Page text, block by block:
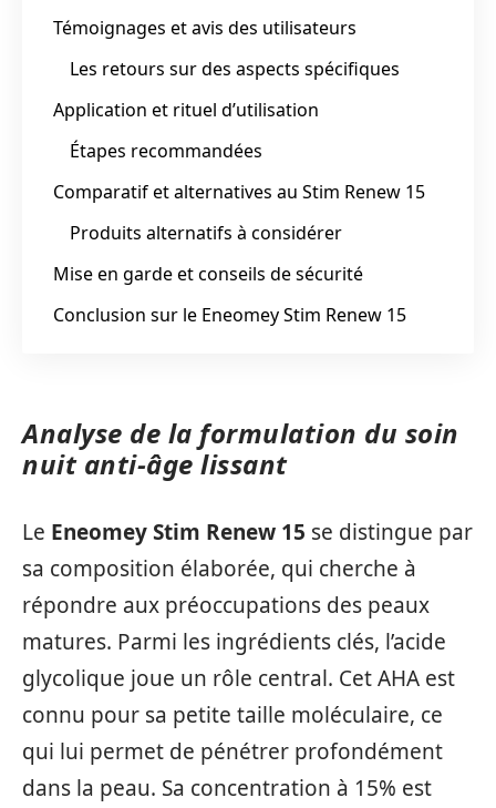
Témoignages et avis des utilisateurs
Les retours sur des aspects spécifiques
Application et rituel d’utilisation
Étapes recommandées
Comparatif et alternatives au Stim Renew 15
Produits alternatifs à considérer
Mise en garde et conseils de sécurité
Conclusion sur le Eneomey Stim Renew 15
Analyse de la formulation du soin
nuit anti-âge lissant
Le Eneomey Stim Renew 15 se distingue par
sa composition élaborée, qui cherche à
répondre aux préoccupations des peaux
matures. Parmi les ingrédients clés, l’acide
glycolique joue un rôle central. Cet AHA est
connu pour sa petite taille moléculaire, ce
qui lui permet de pénétrer profondément
dans la peau. Sa concentration à 15% est